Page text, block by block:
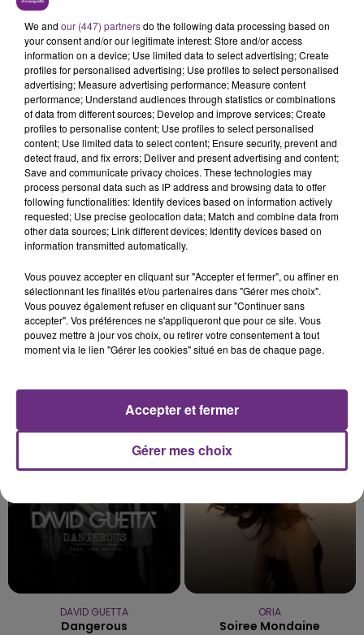
11h06
JAMAIS SANS MON FRÈRE
Julien Fourel n'a plus donné signé de vie depuis 5
mois. Sa sœur poursuit ses recherches pour le
retrouver.
7 août 2026
LA CENTRALE NUCLÉAIRE DE CHOOZ
TOUJOURS À L'ARRÊT
Cela fait déjà une semaine que la centrale
TITRES DIFFUSÉS
DAVID GUETTA
Dangerous
16h35
16h35
ORIA
Soiree Mondaine
We and our (447) partnersdo the following data processing based on
your consent and/or our legitimate interest: Store and/or access
information on a device; Use limited data to select advertising; Create
profiles for personalised advertising; Use profiles to select personalised
advertising; Measure advertising performance; Measure content
performance; Understand audiences through statistics or combinations
of data from different sources; Develop and improve services; Create
profiles to personalise content; Use profiles to select personalised
content; Use limited data to select content; Ensure security, prevent and
detect fraud, and fix errors; Deliver and present advertising and content;
Save and communicate privacy choices. These technologies may
process personal data such as IP address and browsing data to offer
following functionalities: Identify devices based on information actively
requested; Use precise geolocation data; Match and combine data from
other data sources; Link different devices; Identify devices based on
information transmitted automatically.
Vous pouvez accepter en cliquant sur "Accepter et fermer", ou affiner en
sélectionnant les finalités et/ou partenaires dans "Gérer mes choix".
Vous pouvez également refuser en cliquant sur "Continuer sans
accepter". Vos préférences ne s'appliqueront que pour ce site. Vous
pouvez mettre à jour vos choix, ou retirer votre consentement à tout
moment via le lien "Gérer les cookies" situé en bas de chaque page.
Gérer mes choix
Accepter et fermer